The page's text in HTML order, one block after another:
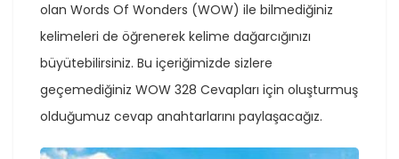
olan Words Of Wonders (WOW) ile bilmediğiniz
kelimeleri de öğrenerek kelime dağarcığınızı
büyütebilirsiniz. Bu içeriğimizde sizlere
geçemediğiniz WOW 328 Cevapları için oluşturmuş
olduğumuz cevap anahtarlarını paylaşacağız.